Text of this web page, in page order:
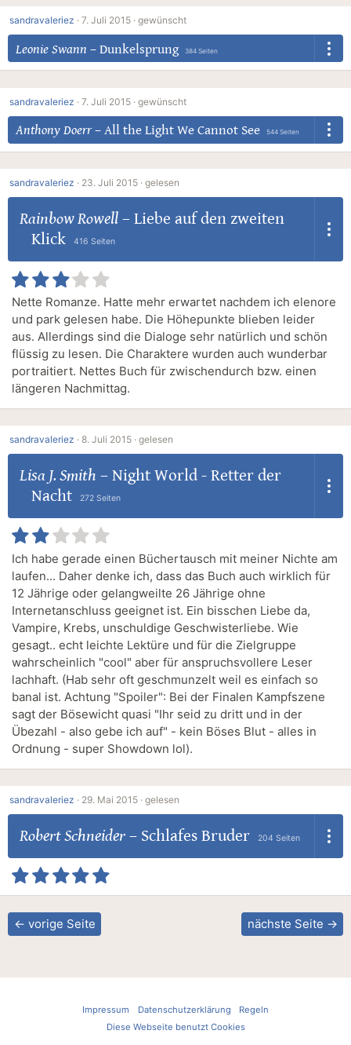
sandravaleriez · 7. Juli 2015 · gewünscht
Leonie Swann – Dunkelsprung 384 Seiten
sandravaleriez · 7. Juli 2015 · gewünscht
Anthony Doerr– All the Light We Cannot See 544 Seiten
sandravaleriez · 23. Juli 2015 · gelesen
Rainbow Rowell– Liebe auf den zweiten
Klick
416 Seiten
Nette Romanze. Hatte mehr erwartet nachdem ich elenore
und park gelesen habe. Die Höhepunkte blieben leider
aus. Allerdings sind die Dialoge sehr natürlich und schön
flüssig zu lesen. Die Charaktere wurden auch wunderbar
portraitiert. Nettes Buch für zwischendurch bzw. einen
längeren Nachmittag.
sandravaleriez · 8. Juli 2015 · gelesen
Lisa J. Smith – Night World - Retter der
Nacht
272 Seiten
Ich habe gerade einen Büchertausch mit meiner Nichte am
laufen... Daher denke ich, dass das Buch auch wirklich für
12 Jährige oder gelangweilte 26 Jährige ohne
Internetanschluss geeignet ist. Ein bisschen Liebe da,
Vampire, Krebs, unschuldige Geschwisterliebe. Wie
gesagt.. echt leichte Lektüre und für die Zielgruppe
wahrscheinlich "cool" aber für anspruchsvollere Leser
lachhaft. (Hab sehr oft geschmunzelt weil es einfach so
banal ist. Achtung "Spoiler": Bei der Finalen Kampfszene
sagt der Bösewicht quasi "Ihr seid zu dritt und in der
Übezahl - also gebe ich auf" - kein Böses Blut - alles in
Ordnung - super Showdown lol).
sandravaleriez · 29. Mai 2015 · gelesen
Robert Schneider– Schlafes Bruder 204 Seiten
← vorige Seite nächste Seite →
Impressum Datenschutzerklärung
Regeln
Diese Webseite benutzt Cookies